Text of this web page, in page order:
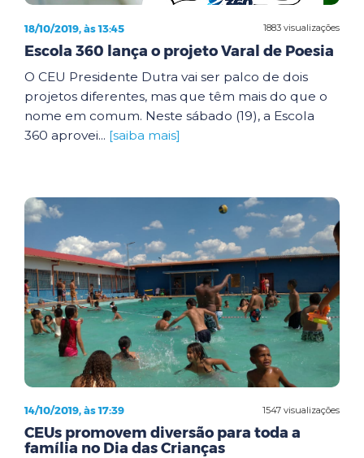
1883 visualizações
18/10/2019, às 13:45
Escola 360 lança o projeto Varal de Poesia
O CEU Presidente Dutra vai ser palco de dois
projetos diferentes, mas que têm mais do que o
nome em comum. Neste sábado (19), a Escola
360 aprovei... [saiba mais]
1547 visualizações
14/10/2019, às 17:39
CEUs promovem diversão para toda a
família no Dia das Crianças